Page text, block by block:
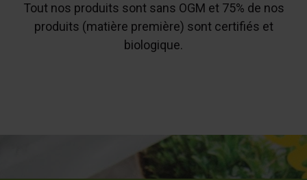
Tout nos produits sont sans OGM et 75% de nos
produits (matière première) sont certifiés et
biologique.